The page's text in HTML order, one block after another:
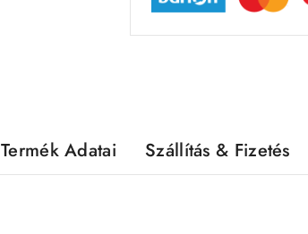
Termék Adatai Szállítás & Fizetés